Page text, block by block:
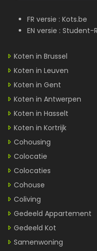
FR versie : Kots.be
EN versie : Student-
Koten in Brussel
Koten in Leuven
Koten in Gent
Koten in Antwerpen
Koten in Hasselt
Koten in Kortrijk
Cohousing
Colocatie
Colocaties
Cohouse
Coliving
Gedeeld Appartement
Gedeeld Kot
Samenwoning